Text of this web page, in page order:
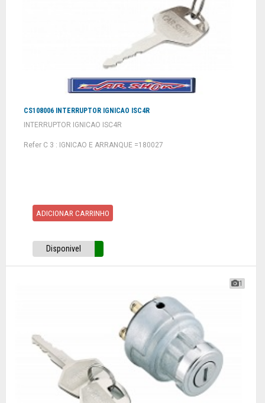
CS108006 INTERRUPTOR IGNICAO ISC4R
INTERRUPTOR IGNICAO ISC4R
Refer C 3 : IGNICAO E ARRANQUE =180027
ADICIONAR CARRINHO
Disponivel
1